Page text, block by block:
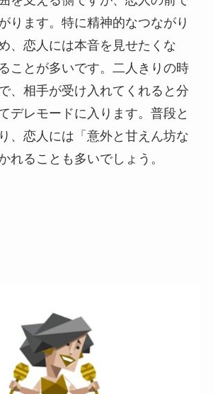
ります。特に精神的なつながり
、恋人には本音を見せたくな
ことが多いです。二人きりの時
、相手が受け入れてくれると分
デレモードに入ります。普段と
、恋人には「意外と甘えん坊な
れることも多いでしょう。